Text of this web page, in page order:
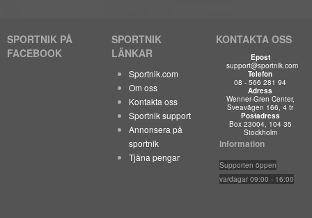
SPORTNIK PÅ
FACEBOOK
SPORTNIK
LÄNKAR
Sportnik.com
Om oss
Kontakta oss
Sportnik support
Annonsera på
sportnik
Tjäna pengar
KONTAKTA OSS
Epost
support@sportnik.com
Telefon
08 - 566 281 94
Adress
Wenner-Gren Center,
Sveavägen 166, 4 tr
Postadress
Box 23004, 104 35
Stockholm
Information
Supporten öppen
vardagar 09:00 - 16:00